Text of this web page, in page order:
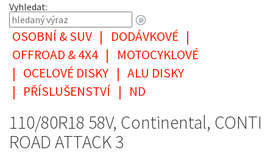
Vyhledat:
OSOBNÍ & SUV | DODÁVKOVÉ |
OFFROAD & 4X4 |
MOTOCYKLOVÉ
| OCELOVÉ DISKY | ALU DISKY
| PŘÍSLUŠENSTVÍ | ND
110/80R18 58V, Continental, CONTI
ROAD ATTACK 3